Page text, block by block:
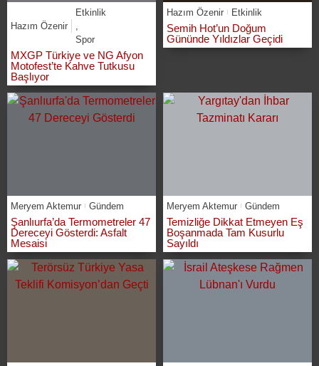
Hazım Özenir
Etkinlik
Spor
MXGP Türkiye ve NG Afyon
Motofest’te Kahve Tutkusu
Başlıyor
Hazım Özenir Etkinlik
Semih Hot’un Doğum
Gününde Yıldızlar Geçidi
Meryem Aktemur Gündem
Şanlıurfa’da Termometreler 47
Dereceyi Gösterdi: Asfalt
Mesaisi
Meryem Aktemur Gündem
Temizliğe Dikkat Etmeyen Eş
Boşanmada Tam Kusurlu
Sayıldı